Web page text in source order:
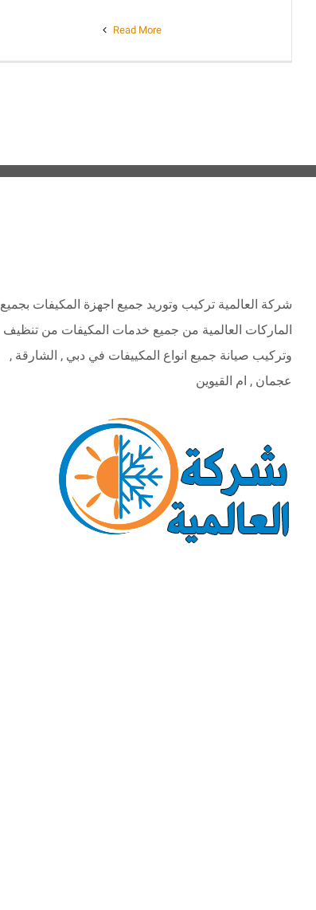
Read More
شركة العالمية تركيب وتوريد جميع اجهزة المكيفات بجميع
الماركات العالمية من جميع خدمات المكيفات من تنظيف
وتركيب صيانة جميع انواع المكييفات في دبي , الشارقة ,
عجمان , ام القيوين